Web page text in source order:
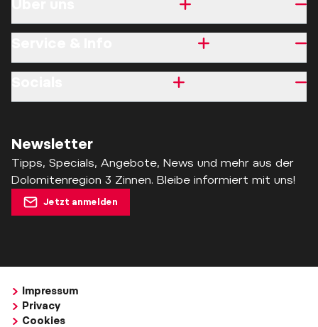
Newsletter
Tipps, Specials, Angebote, News und mehr aus der
Dolomitenregion 3 Zinnen. Bleibe informiert mit uns!
Jetzt anmelden
Impressum
Privacy
Cookies